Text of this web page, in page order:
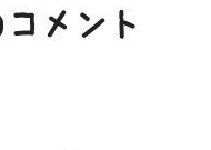
メント